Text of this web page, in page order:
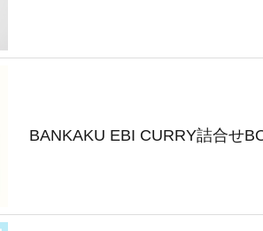
BANKAKU EBI CURRY詰合せ